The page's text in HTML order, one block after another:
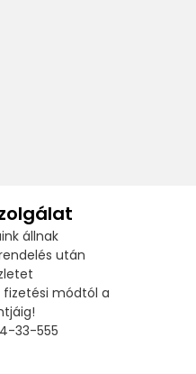
állnak
után
fizetési módtól a
33-555